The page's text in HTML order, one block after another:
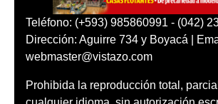
Teléfono: (+593) 985860991 - (042)
Dirección: Aguirre 734 y Boyacá |
webmaster@vistazo.com
Prohibida la reproducción total,